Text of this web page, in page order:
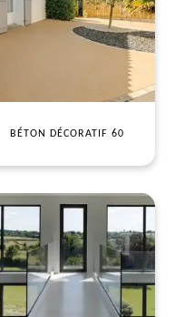
BÉTON DÉCORATIF 60